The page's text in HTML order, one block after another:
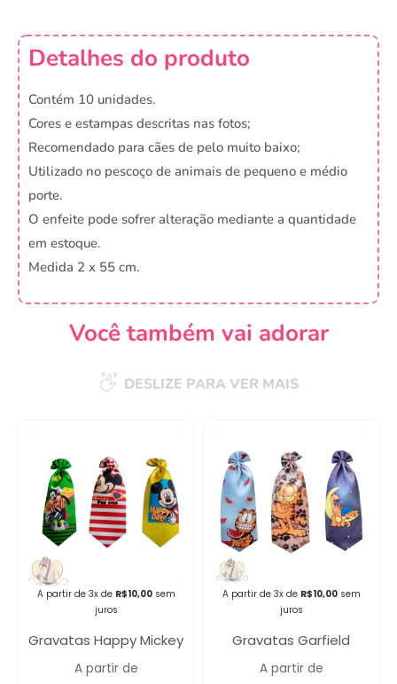
Detalhes do produto
Contém 10 unidades.
Cores e estampas descritas nas fotos;
Recomendado para cães de pelo muito baixo;
Utilizado no pescoço de animais de pequeno e médio
porte.
O enfeite pode sofrer alteração mediante a quantidade
em estoque.
Medida 2 x 55 cm.
Você também vai adorar
DESLIZE PARA VER MAIS
A partir de 3x de R$10,00 sem
juros
Gravatas Happy Mickey
A partir de
A partir de 3x de R$10,00 sem
juros
Gravatas Garfield
A partir de
Campanha lançada com